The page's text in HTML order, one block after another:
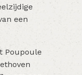
een
Poupoule